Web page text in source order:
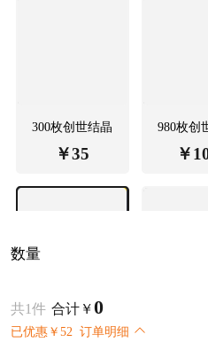
300枚创世结晶
￥35
980枚创
￥
3280枚创世结晶
数量
共1件 合计￥0
已优惠￥52 订单明细